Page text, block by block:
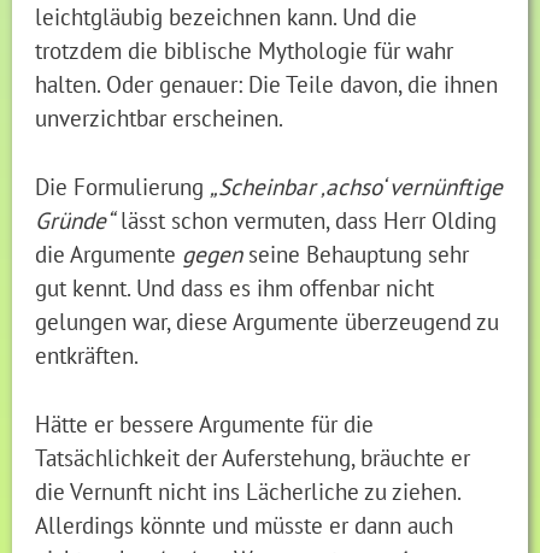
leichtgläubig bezeichnen kann. Und die
trotzdem die biblische Mythologie für wahr
halten. Oder genauer: Die Teile davon, die ihnen
unverzichtbar erscheinen.
Die Formulierung „Scheinbar ‚achso‘ vernünftige
Gründe“lässt schon vermuten, dass Herr Olding
die Argumente gegen seine Behauptung sehr
gut kennt. Und dass es ihm offenbar nicht
gelungen war, diese Argumente überzeugend zu
entkräften.
Hätte er bessere Argumente für die
Tatsächlichkeit der Auferstehung, bräuchte er
die Vernunft nicht ins Lächerliche zu ziehen.
Allerdings könnte und müsste er dann auch